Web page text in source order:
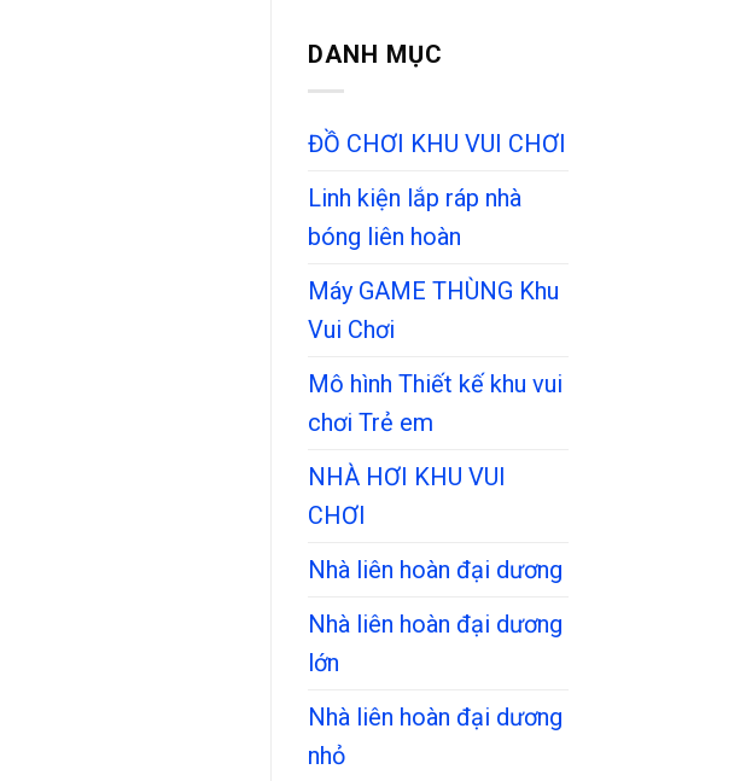
DANH MỤC
ĐỒ CHƠI KHU VUI CHƠI
Linh kiện lắp ráp nhà
bóng liên hoàn
Máy GAME THÙNG Khu
Vui Chơi
Mô hình Thiết kế khu vui
chơi Trẻ em
NHÀ HƠI KHU VUI
CHƠI
Nhà liên hoàn đại dương
Nhà liên hoàn đại dương
lớn
Nhà liên hoàn đại dương
nhỏ